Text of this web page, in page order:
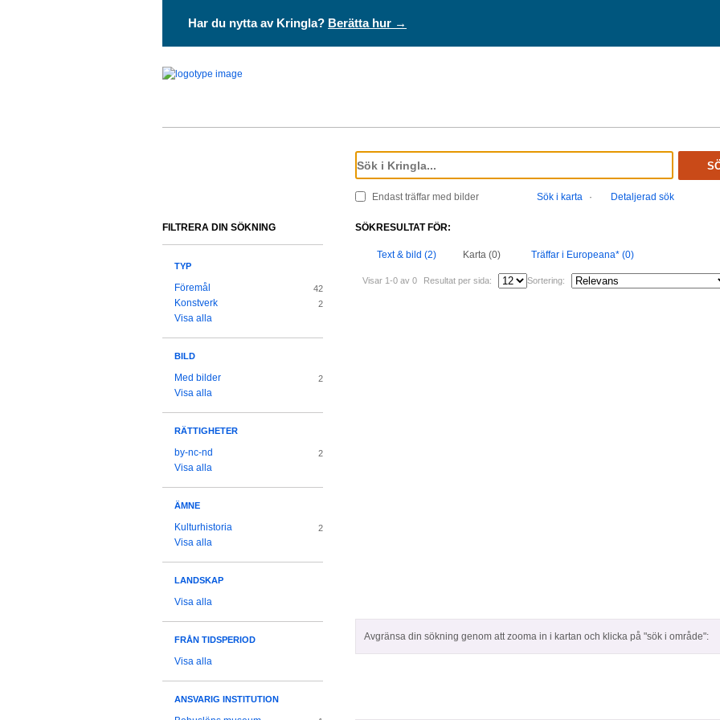
Har du nytta av Kringla? Berätta hur →
Endast träffar med bilder Sök i karta · Detaljerad sök
SÖKRESULTAT FÖR:
Text & bild (2) Karta (0) Träffar i Europeana* (0)
Visar 1-0 av 0 Resultat per sida: Sortering:
Avgränsa din sökning genom att zooma in i kartan och klicka på "sök i område":
FILTRERA DIN SÖKNING
TYP
Föremål 42
Konstverk 2
Visa alla
BILD
Med bilder 2
Visa alla
RÄTTIGHETER
by-nc-nd 2
Visa alla
ÄMNE
Kulturhistoria 2
Visa alla
LANDSKAP
Visa alla
FRÅN TIDSPERIOD
Visa alla
ANSVARIG INSTITUTION